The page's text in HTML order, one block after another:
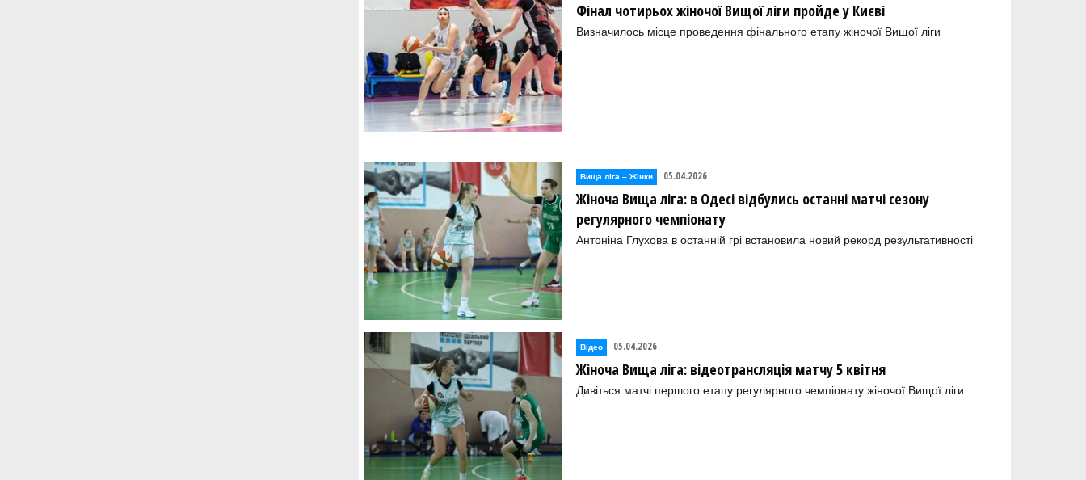
Фінал чотирьох жіночої Вищої ліги пройде у Києві
Визначилось місце проведення фінального етапу жіночої Вищої ліги
Вища лiга – Жiнки 05.04.2026
Жіноча Вища ліга: в Одесі відбулись останні матчі сезону
регулярного чемпіонату
Антоніна Глухова в останній грі встановила новий рекорд результативності
Відео 05.04.2026
Жіноча Вища ліга: відеотрансляція матчу 5 квітня
Дивіться матчі першого етапу регулярного чемпіонату жіночої Вищої ліги